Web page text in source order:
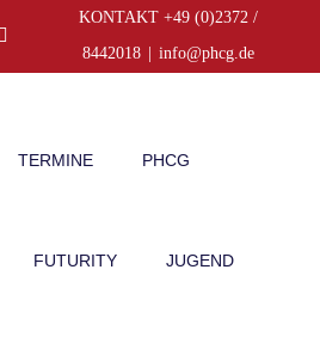
KONTAKT +49 (0)2372 /
8442018
info@phcg.de
TERMINE PHCG
FUTURITY JUGEND